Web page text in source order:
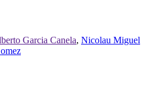
Garcia Canela, Nicolau Miguel